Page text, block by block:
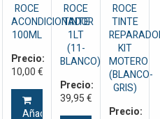
ROCE
ACONDICIONADOR
100ML
Precio:
10,00€
Añadir
ROCE
TINTE
1LT
(11-
BLANCO)
Precio:
39,95€
ROCE
TINTE
KIT
MOTERO
(BLANCO-
GRIS)
Precio: